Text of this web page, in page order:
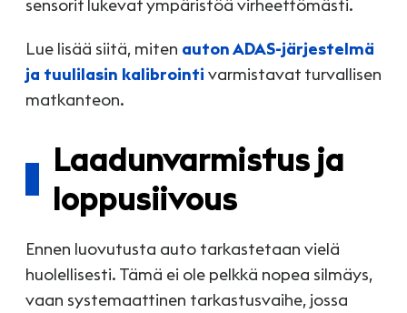
sensorit lukevat ympäristöä virheettömästi.
Lue lisää siitä, miten auton ADAS-järjestelmä
ja tuulilasin kalibrointi varmistavat turvallisen
matkanteon.
Laadunvarmistus ja
loppusiivous
Ennen luovutusta auto tarkastetaan vielä
huolellisesti. Tämä ei ole pelkkä nopea silmäys,
vaan systemaattinen tarkastusvaihe, jossa